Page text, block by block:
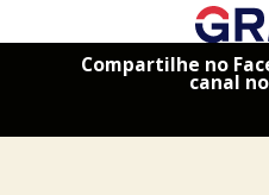
Compartilhe no
canal